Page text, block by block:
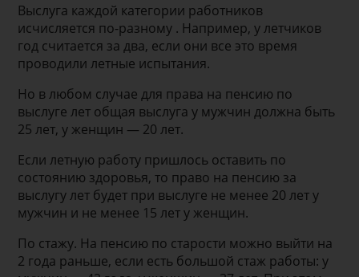
Выслуга каждой категории работников
исчисляется по-разному . Например, у летчиков
год считается за два, если они все это время
проводили летные испытания.
Но в любом случае для права на пенсию по
выслуге лет общая выслуга у мужчин должна быть
25 лет, у женщин — 20 лет.
Если летную работу пришлось оставить по
состоянию здоровья, то право на пенсию за
выслугу лет будет при выслуге не менее 20 лет у
мужчин и не менее 15 лет у женщин.
По стажу. На пенсию по старости можно выйти на
2 года раньше, если есть большой стаж работы: у